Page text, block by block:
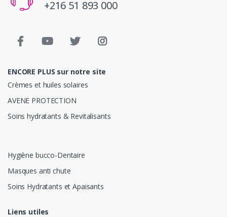
+216 51 893 000
ENCORE PLUS sur notre site
Crèmes et huiles solaires
AVENE PROTECTION
Soins hydratants & Revitalisants
Hygiène bucco-Dentaire
Masques anti chute
Soins Hydratants et Apaisants
Liens utiles